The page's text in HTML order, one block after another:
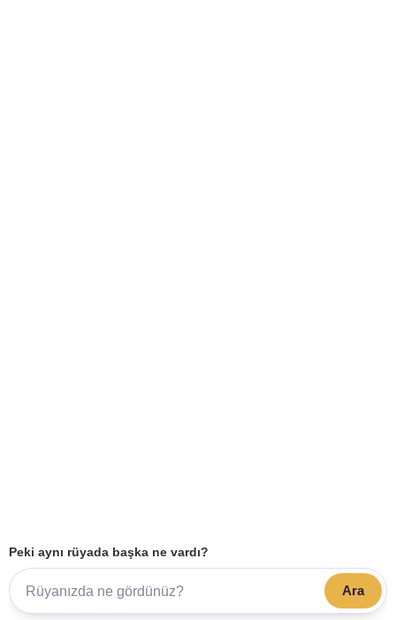
Peki aynı rüyada başka ne vardı?
Ara